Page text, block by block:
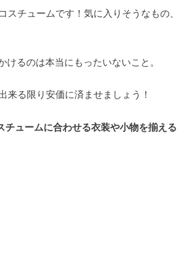
チュームです！気に入りそうなもの、
るのは本当にもったいないこと。
来る限り安価に済ませましょう！
ュームに合わせる衣装や小物を揃える